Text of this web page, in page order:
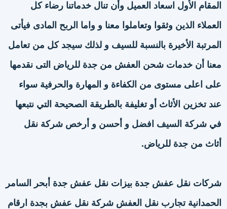
المقام الأول اسعاد العميل وأن تنال خدماتنا رضاء كل
العملاء الذين وثقوا وتعاملوا معنا و واما الربح المادى فيأتى
المرتبة الأخيرة بالنسبة للسيف و لذلك سيجد كل من تعامل
معنا أن خدمات شحن العفش من جدة للرياض التى نقدمها
على اعلى مستوى من الكفاءة و المهارة والحرفية سواء
عند تخزين الأثاث أو تغليفة بالطريقة الصحيحة التي نتبعها
في شركة السيف افضل و أحسن و أرخص شركة نقل
أثاث من جدة للرياض.
شركات نقل عفش جدة بيزات نقل عفش جدة أبحر السامر
الحمدانية تجارب نقل العفش شركة نقل عفش بجدة ارقام